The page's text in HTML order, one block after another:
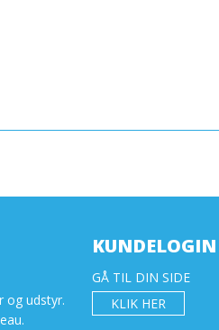
og udstyr.
KUNDELOGIN
GÅ TIL DIN SIDE
KLIK HER